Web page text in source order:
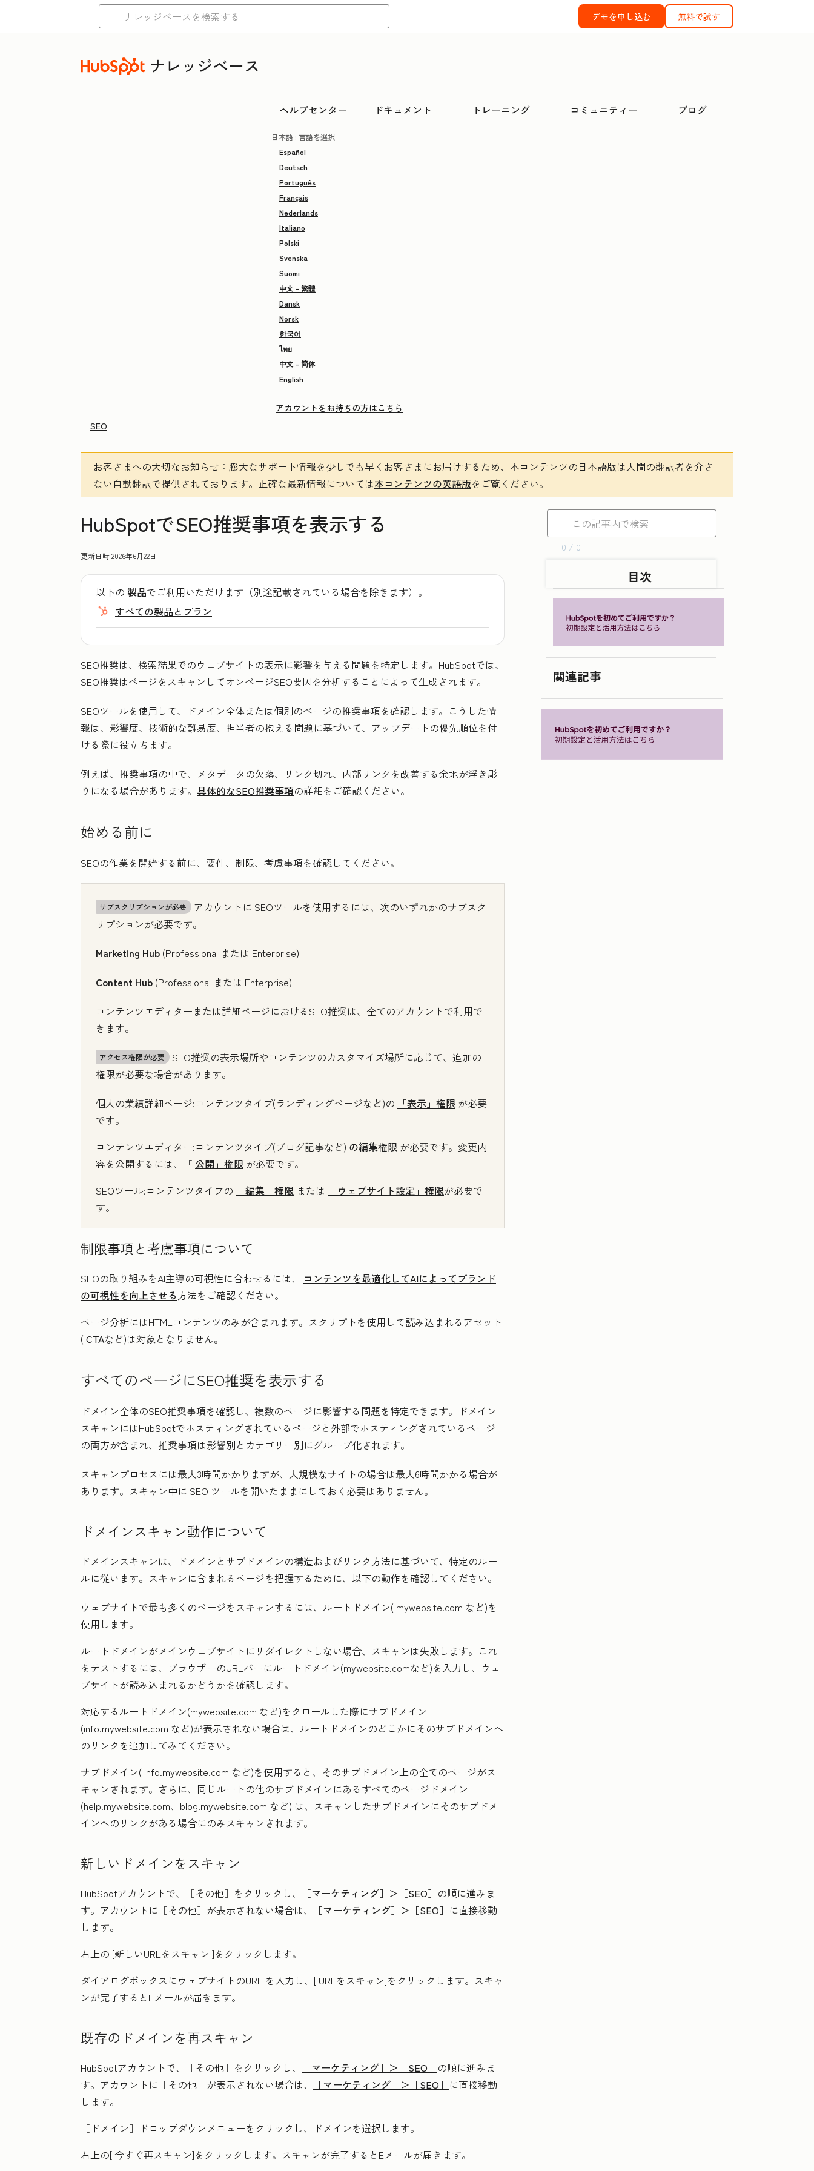
デモを申し込む 無料で試す
ナレッジベース
ヘルプセンター ドキュメント トレーニング コミュニティー ブログ
日本語 : 言語を選択
Español
Deutsch
Português
Français
Nederlands
Italiano
Polski
Svenska
Suomi
中文 - 繁體
Dansk
Norsk
한국어
ไทย
中文 - 简体
English
アカウントをお持ちの方はこちら
SEO
お客さまへの大切なお知らせ ：膨大なサポート情報を少しでも早くお客さまにお届けするため、本コンテンツの日本語版は人間の翻訳者を介さ
ない自動翻訳で提供されております。 正確な最新情報については本コンテンツの英語版をご覧ください。
HubSpotでSEO推奨事項を表示する
更新日時2026年6月22日
以下の 製品でご利用いただけます（別途記載されている場合を除きます）。
すべての製品とプラン
SEO推奨は、検索結果でのウェブサイトの表示に影響を与える問題を特定します。HubSpotでは、
SEO推奨はページをスキャンしてオンページSEO要因を分析することによって生成されます。
SEOツールを使用して、ドメイン全体または個別のページの推奨事項を確認します。こうした情
報は、影響度、技術的な難易度、担当者の抱える問題に基づいて、アップデートの優先順位を付
ける際に役立ちます。
例えば、推奨事項の中で、メタデータの欠落、リンク切れ、内部リンクを改善する余地が浮き彫
りになる場合があります。 具体的なSEO推奨事項の詳細をご確認ください。
始める前に
SEOの作業を開始する前に、要件、制限、考慮事項を確認してください。
サブスクリプションが必要 アカウントに SEOツールを使用するには、次のいずれかのサブスク
リプションが必要です。
Marketing Hub (Professional または Enterprise)
Content Hub (Professional または Enterprise)
コンテンツエディターまたは詳細ページにおけるSEO推奨は、全てのアカウントで利用で
きます。
アクセス権限が必要
SEO推奨の表示場所やコンテンツのカスタマイズ場所に応じて、追加の
権限が必要な場合があります。
個人の業績詳細ページ:コンテンツタイプ(ランディングページなど)の 「表示」権限 が必要
です。
コンテンツエディター:コンテンツタイプ(ブログ記事など) の編集権限 が必要です。変更内
容を公開するには、「 公開」権限 が必要です。
SEOツール:コンテンツタイプの 「編集」権限 または 「ウェブサイト設定」権限が必要で
す。
制限事項と考慮事項について
SEOの取り組みをAI主導の可視性に合わせるには、 コンテンツを最適化してAIによってブランド
の可視性を向上させる方法をご確認ください。
ページ分析にはHTMLコンテンツのみが含まれます。スクリプトを使用して読み込まれるアセット
( CTAなど)は対象となりません。
すべてのページにSEO推奨を表示する
ドメイン全体のSEO推奨事項を確認し、複数のページに影響する問題を特定できます。ドメイン
スキャンにはHubSpotでホスティングされているページと外部でホスティングされているページ
の両方が含まれ、推奨事項は影響別とカテゴリー別にグループ化されます。
スキャンプロセスには最大3時間かかりますが、大規模なサイトの場合は最大6時間かかる場合が
あります。スキャン中に SEO ツールを開いたままにしておく必要はありません。
ドメインスキャン動作について
ドメインスキャンは、ドメインとサブドメインの構造およびリンク方法に基づいて、特定のルー
ルに従います。スキャンに含まれるページを把握するために、以下の動作を確認してください。
ウェブサイトで最も多くのページをスキャンするには、ルートドメイン( mywebsite.com など)を
使用します。
ルートドメインがメインウェブサイトにリダイレクトしない場合、スキャンは失敗します。これ
をテストするには、ブラウザーのURLバーにルートドメイン(mywebsite.comなど)を入力し、ウェ
ブサイトが読み込まれるかどうかを確認します。
対応するルートドメイン(mywebsite.com など)をクロールした際にサブドメイン
(info.mywebsite.com など)が表示されない場合は、ルートドメインのどこかにそのサブドメインへ
のリンクを追加してみてください。
サブドメイン( info.mywebsite.com など)を使用すると、そのサブドメイン上の全てのページがス
キャンされます。さらに、同じルートの他のサブドメインにあるすべてのページドメイン
(help.mywebsite.com、blog.mywebsite.com など) は、スキャンしたサブドメインにそのサブドメ
インへのリンクがある場合にのみスキャンされます。
新しいドメインをスキャン
HubSpotアカウントで、 ［その他］をクリックし、 ［マーケティング］＞ ［SEO］ の順に進みま
す。アカウントに ［その他］が表示されない場合は、 ［マーケティング］＞ ［SEO］ に直接移動
します。
右上の [新しいURLをスキャン ]をクリックします。
ダイアログボックスにウェブサイトのURL を入力し、[ URLをスキャン]をクリックします。スキャ
ンが完了するとEメールが届きます。
既存のドメインを再スキャン
HubSpotアカウントで、 ［その他］をクリックし、 ［マーケティング］＞ ［SEO］ の順に進みま
す。アカウントに ［その他］が表示されない場合は、 ［マーケティング］＞ ［SEO］ に直接移動
します。
［ドメイン］
ドロップダウンメニューをクリックし、 ドメインを選択します。
右上の[ 今すぐ再スキャン]をクリックします。スキャンが完了するとEメールが届きます。
0 / 0
目次
関連記事